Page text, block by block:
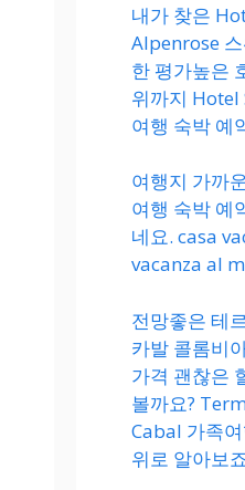
내가 찾은
Alpenrose
한 평가높은
위까지 Hotel
여행 숙박 예
여행지 가까
여행 숙박 예
네요. casa
vacanza al
전망좋은 테
카발 콜롬비
가격 괜찮은
볼까요?
Cabal 가족
위로 알아보